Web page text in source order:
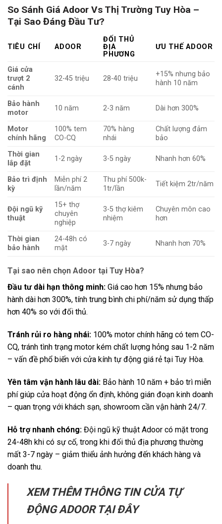
So Sánh Giá Adoor Vs Thị Trường Tuy Hòa –
Tại Sao Đáng Đầu Tư?
TIÊU CHÍ ADOOR
ĐỐI THỦ
ĐỊA
PHƯƠNG
ƯU THẾ ADOOR
Giá cửa
trượt 2
cánh
32-45 triệu 28-40 triệu
+15% nhưng bảo
hành 10 năm
Bảo hành
motor
10 năm 2-3 năm Dài hơn 300%
Motor
chính hãng
100% tem
CO-CQ
70% hàng
nhái
Chất lượng đảm
bảo
Thời gian
lắp đặt
1-2 ngày 3-5 ngày Nhanh hơn 60%
Bảo trì định
kỳ
Miễn phí 2
lần/năm
Thu phí 500k-
1tr/lần
Tiết kiệm 2tr/năm
Đội ngũ kỹ
thuật
15+ thợ
chuyên
nghiệp
3-5 thợ kiêm
nhiệm
Chuyên môn cao
hơn
Thời gian
bảo hành
24-48h có
mặt
3-7 ngày Nhanh hơn 70%
Tại sao nên chọn Adoor tại Tuy Hòa?
Đầu tư dài hạn thông minh: Giá cao hơn 15% nhưng bảo
hành dài hơn 300%, tính trung bình chi phí/năm sử dụng thấp
hơn 40% so với đối thủ.
Tránh rủi ro hàng nhái: 100% motor chính hãng có tem CO-
CQ, tránh tình trạng motor kém chất lượng hỏng sau 1-2 năm
– vấn đề phổ biến với cửa kính tự động giá rẻ tại Tuy Hòa.
Yên tâm vận hành lâu dài: Bảo hành 10 năm + bảo trì miễn
phí giúp cửa hoạt động ổn định, không gián đoạn kinh doanh
– quan trọng với khách sạn, showroom cần vận hành 24/7.
Hỗ trợ nhanh chóng: Đội ngũ kỹ thuật Adoor có mặt trong
24-48h khi có sự cố, trong khi đối thủ địa phương thường
mất 3-7 ngày – giảm thiểu ảnh hưởng đến khách hàng và
doanh thu.
XEM THÊM THÔNG TIN CỬA TỰ
ĐỘNG ADOOR TẠI ĐÂY